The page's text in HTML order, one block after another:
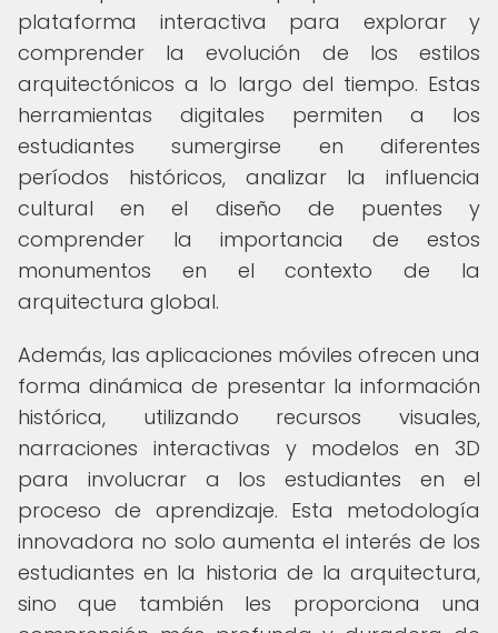
plataforma interactiva para explorar y
comprender la evolución de los estilos
arquitectónicos a lo largo del tiempo. Estas
herramientas digitales permiten a los
estudiantes sumergirse en diferentes
períodos históricos, analizar la influencia
cultural en el diseño de puentes y
comprender la importancia de estos
monumentos en el contexto de la
arquitectura global.
Además, las aplicaciones móviles ofrecen una
forma dinámica de presentar la información
histórica, utilizando recursos visuales,
narraciones interactivas y modelos en 3D
para involucrar a los estudiantes en el
proceso de aprendizaje. Esta metodología
innovadora no solo aumenta el interés de los
estudiantes en la historia de la arquitectura,
sino que también les proporciona una